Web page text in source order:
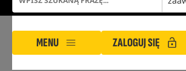
MENU ZALOGUJ SIĘ